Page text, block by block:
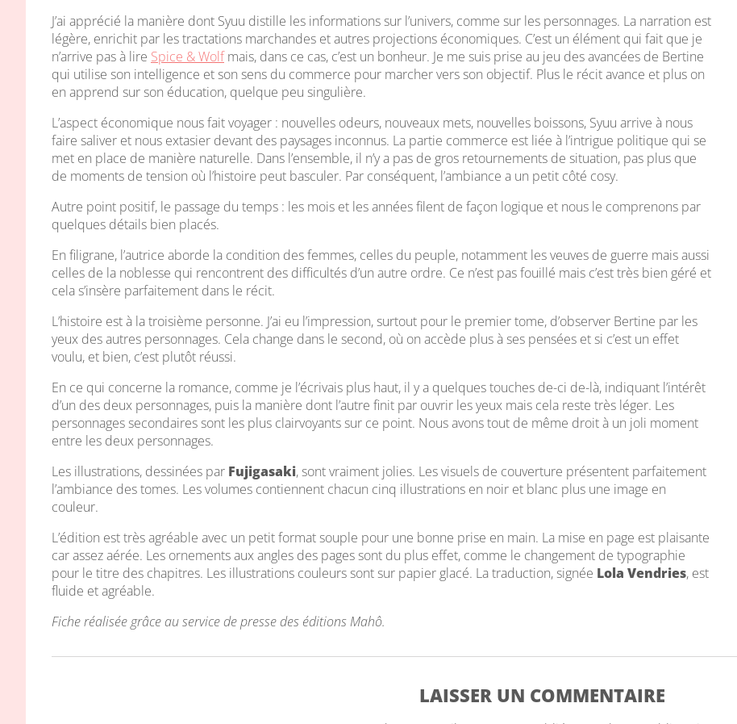
J’ai apprécié la manière dont Syuu distille les informations sur l’univers, comme sur les personnages. La narration est
légère, enrichit par les tractations marchandes et autres projections économiques. C’est un élément qui fait que je
n’arrive pas à lire Spice & Wolfmais, dans ce cas, c’est un bonheur. Je me suis prise au jeu des avancées de Bertine
qui utilise son intelligence et son sens du commerce pour marcher vers son objectif. Plus le récit avance et plus on
en apprend sur son éducation, quelque peu singulière.
L’aspect économique nous fait voyager : nouvelles odeurs, nouveaux mets, nouvelles boissons, Syuu arrive à nous
faire saliver et nous extasier devant des paysages inconnus. La partie commerce est liée à l’intrigue politique qui se
met en place de manière naturelle. Dans l’ensemble, il n’y a pas de gros retournements de situation, pas plus que
de moments de tension où l’histoire peut basculer. Par conséquent, l’ambiance a un petit côté cosy.
Autre point positif, le passage du temps : les mois et les années filent de façon logique et nous le comprenons par
quelques détails bien placés.
En filigrane, l’autrice aborde la condition des femmes, celles du peuple, notamment les veuves de guerre mais aussi
celles de la noblesse qui rencontrent des difficultés d’un autre ordre. Ce n’est pas fouillé mais c’est très bien géré et
cela s’insère parfaitement dans le récit.
L’histoire est à la troisième personne. J’ai eu l’impression, surtout pour le premier tome, d’observer Bertine par les
yeux des autres personnages. Cela change dans le second, où on accède plus à ses pensées et si c’est un effet
voulu, et bien, c’est plutôt réussi.
En ce qui concerne la romance, comme je l’écrivais plus haut, il y a quelques touches de-ci de-là, indiquant l’intérêt
d’un des deux personnages, puis la manière dont l’autre finit par ouvrir les yeux mais cela reste très léger. Les
personnages secondaires sont les plus clairvoyants sur ce point. Nous avons tout de même droit à un joli moment
entre les deux personnages.
Les illustrations, dessinées par Fujigasaki, sont vraiment jolies. Les visuels de couverture présentent parfaitement
l’ambiance des tomes. Les volumes contiennent chacun cinq illustrations en noir et blanc plus une image en
couleur.
L’édition est très agréable avec un petit format souple pour une bonne prise en main. La mise en page est plaisante
car assez aérée. Les ornements aux angles des pages sont du plus effet, comme le changement de typographie
pour le titre des chapitres. Les illustrations couleurs sont sur papier glacé. La traduction, signée Lola Vendries, est
fluide et agréable.
Fiche réalisée grâce au service de presse des éditions Mahô.
LAISSER UN COMMENTAIRE